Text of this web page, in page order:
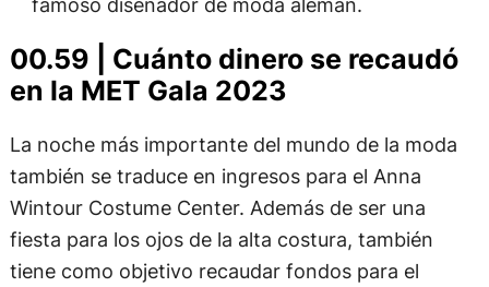
famoso diseñador de moda alemán.
00.59 | Cuánto dinero se recaudó
en la MET Gala 2023
La noche más importante del mundo de la moda
también se traduce en ingresos para el Anna
Wintour Costume Center. Además de ser una
fiesta para los ojos de la alta costura, también
tiene como objetivo recaudar fondos para el